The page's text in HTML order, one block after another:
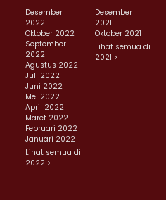
Desember
2022
Oktober 2022
September
2022
Agustus 2022
Juli 2022
Juni 2022
Mei 2022
April 2022
Maret 2022
Februari 2022
Januari 2022
Lihat semua di
2022 >
Desember
2021
Oktober 2021
Lihat semua di
2021 >